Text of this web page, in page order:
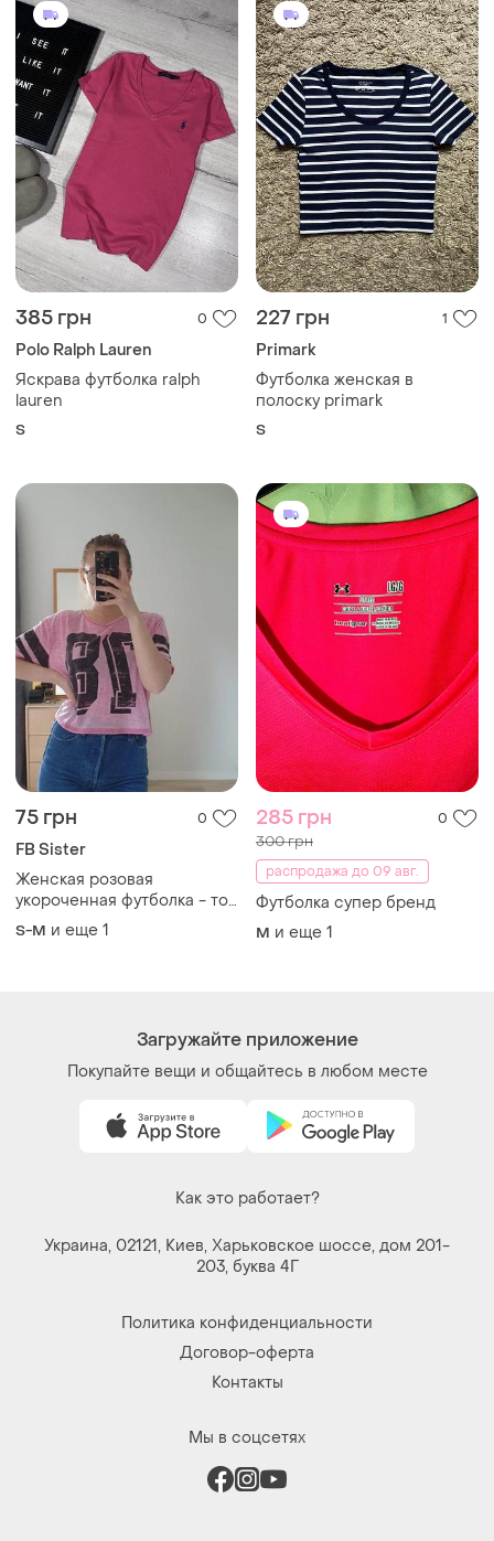
385 грн 0
Polo Ralph Lauren
Яскрава футболка ralph
lauren
S
227 грн 1
Primark
Футболка женская в
полоску primark
S
75 грн 0
FB Sister
Женская розовая
укороченная футболка - топ
fb sister размер s -l
S-M и еще 1
285 грн 0
300 грн
распродажа до 09 авг.
Футболка супер бренд
M и еще 1
Загружайте приложение
Покупайте вещи и общайтесь в любом месте
Как это работает?
Украина, 02121, Киев, Харьковское шоссе, дом 201-
203, буква 4Г
Политика конфиденциальности
Договор-оферта
Контакты
Мы в соцсетях